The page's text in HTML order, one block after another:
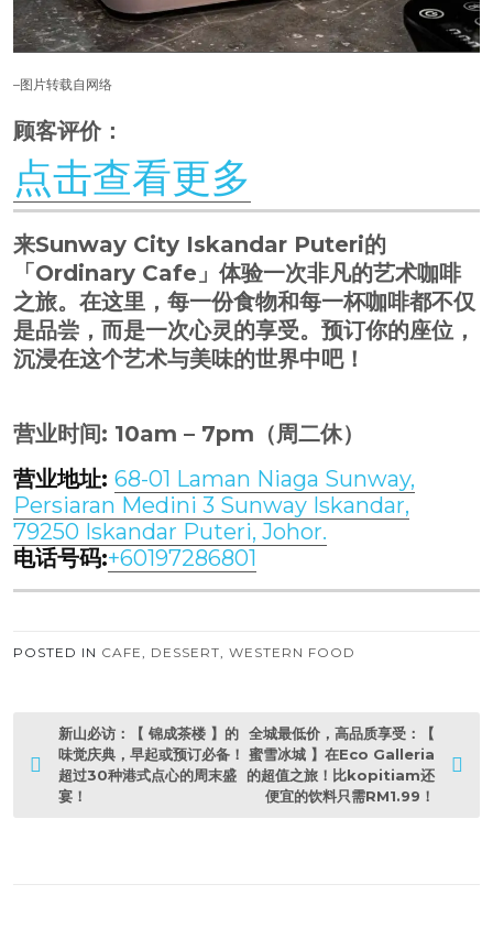
–图片转载自网络
顾客评价：
点击查看更多
来Sunway City Iskandar Puteri的
「Ordinary Cafe」体验一次非凡的艺术咖啡
之旅。在这里，每一份食物和每一杯咖啡都不仅
是品尝，而是一次心灵的享受。预订你的座位，
沉浸在这个艺术与美味的世界中吧！
营业时间: 10am – 7pm（周二休）
营业地址: 68-01 Laman Niaga Sunway,
Persiaran Medini 3 Sunway Iskandar,
79250 Iskandar Puteri, Johor.
电话号码:+60197286801
POSTED IN CAFE, DESSERT, WESTERN FOOD
o
s
新山必访：【 锦成茶楼 】的
味觉庆典，早起或预订必备！
超过30种港式点心的周末盛
宴！
全城最低价，高品质享受：【
蜜雪冰城 】在Eco Galleria
的超值之旅！比kopitiam还
便宜的饮料只需RM1.99！